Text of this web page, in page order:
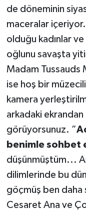
de döneminin
maceralar
olduğu kadınlar
oğlunu savaşta
Madam Tussauds
ise hoş bir
kamera
arkadaki
görüyorsunuz. ”
benimle sohbet
düşünmüştüm...
dilimlerinde bu
göçmüş ben
Cesaret Ana ve